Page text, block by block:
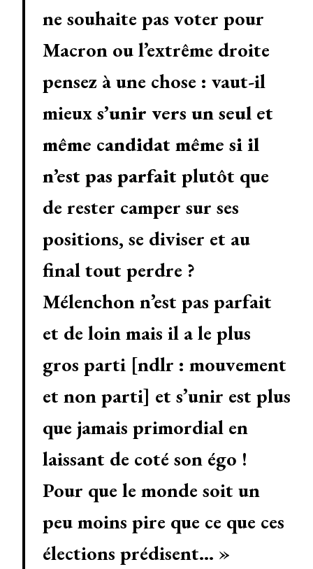
ne souhaite pas voter pour
Macron ou l’extrême droite
pensez à une chose : vaut-il
mieuxs’unir vers un seul et
même candidat même si il
n’est pas parfait plutôt que
de rester camper sur ses
positions, se diviser et au
final tout perdre ?
Mélenchon n’est pas parfait
et de loin mais il a le plus
gros parti [ndlr : mouvement
et non parti] et s’unir est plus
que jamais primordial en
laissant de coté son égo !
Pour que le monde soit un
peu moins pire que ce que ces
élections prédisent… »